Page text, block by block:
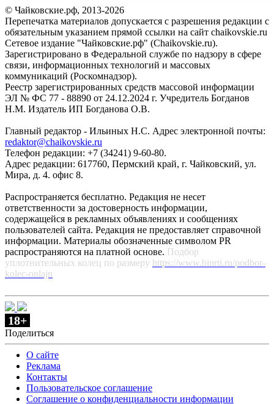
© Чайковские.рф, 2013-2026
Перепечатка материалов допускается с разрешения редакции с
обязательным указанием прямой ссылки на сайт chaikovskie.ru
Сетевое издание "Чайковские.рф" (Chaikovskie.ru).
Зарегистрировано в Федеральной службе по надзору в сфере
связи, информационных технологий и массовых
коммуникаций (Роскомнадзор).
Реестр зарегистрированных средств массовой информации
ЭЛ № ФС 77 - 88890 от 24.12.2024 г. Учредитель Богданов
Н.М. Издатель ИП Богданова О.В.
Главный редактор - Ильиных Н.С. Адрес электронной почты:
redaktor@chaikovskie.ru
Телефон редакции: +7 (34241) 9-60-80.
Адрес редакции: 617760, Пермский край, г. Чайковский, ул.
Мира, д. 4. офис 8.
Распространяется бесплатно. Редакция не несет
ответственности за достоверность информации,
содержащейся в рекламных объявлениях и сообщениях
пользователей сайта. Редакция не предоставляет справочной
информации. Материалы обозначенные символом PR
распространяются на платной основе. Подбор
уплотнительных колец по размеру https://www.binrti.ru/podbor-
kolec-onlajn
18+
Поделиться
О сайте
Реклама
Контакты
Пользовательское соглашение
Соглашение о конфиденциальности информации